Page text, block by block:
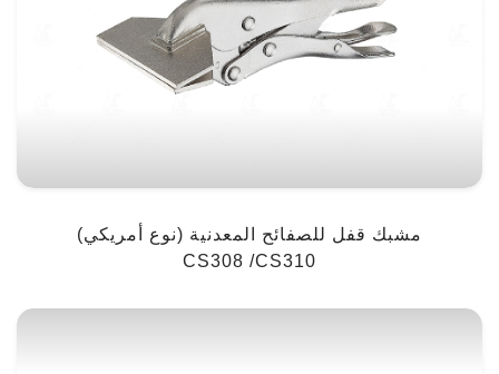
مشبك قفل للصفائح المعدنية (نوع أمريكي)
CS308 /CS310